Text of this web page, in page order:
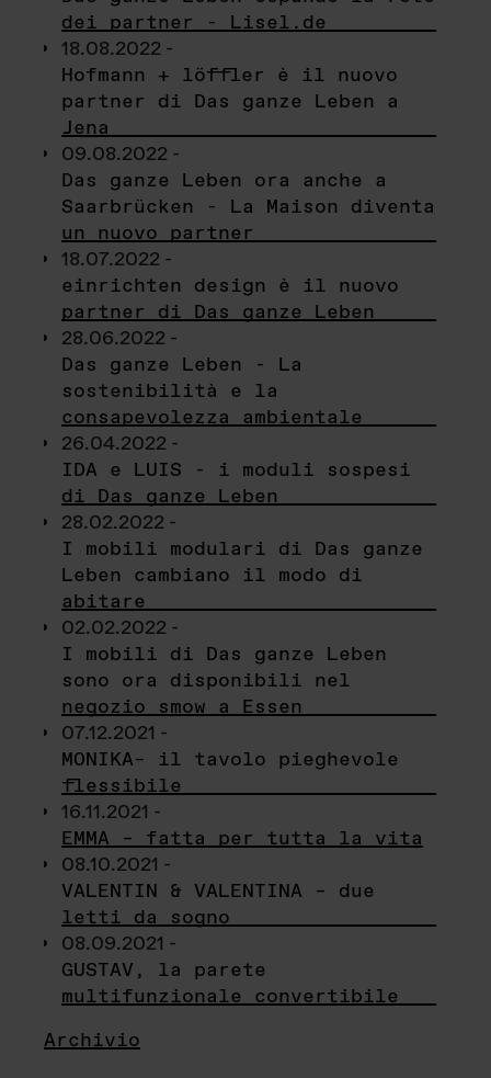
dei partner - Lisel.de
18.08.2022 -
Hofmann + löffler è il nuovo
partner di Das ganze Leben a
Jena
09.08.2022 -
Das ganze Leben ora anche a
Saarbrücken - La Maison diventa
un nuovo partner
18.07.2022 -
einrichten design è il nuovo
partner di Das ganze Leben
28.06.2022 -
Das ganze Leben - La
sostenibilità e la
consapevolezza ambientale
26.04.2022 -
IDA e LUIS - i moduli sospesi
di Das ganze Leben
28.02.2022 -
I mobili modulari di Das ganze
Leben cambiano il modo di
abitare
02.02.2022 -
I mobili di Das ganze Leben
sono ora disponibili nel
negozio smow a Essen
07.12.2021 -
MONIKA– il tavolo pieghevole
flessibile
16.11.2021 -
EMMA – fatta per tutta la vita
08.10.2021 -
VALENTIN & VALENTINA – due
letti da sogno
08.09.2021 -
GUSTAV, la parete
multifunzionale convertibile
Archivio